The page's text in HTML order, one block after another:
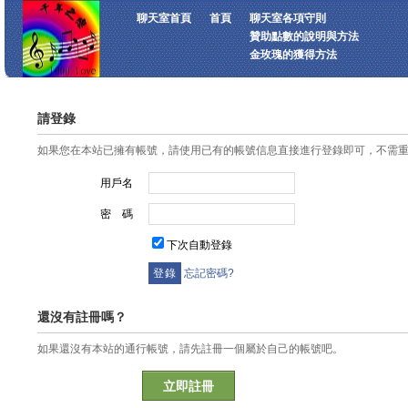
聊天室首頁 首頁
聊天室各項守則
贊助點數的說明與方法
金玫瑰的獲得方法
請登錄
如果您在本站已擁有帳號，請使用已有的帳號信息直接進行登錄即可，不需
用戶名
密 碼
下次自動登錄
忘記密碼?
還沒有註冊嗎？
如果還沒有本站的通行帳號，請先註冊一個屬於自己的帳號吧。
立即註冊